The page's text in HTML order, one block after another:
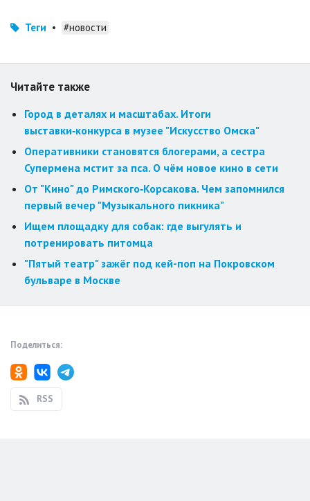
Теги • #новости
Читайте также
Город в деталях и масштабах. Итоги
выставки‑конкурса в музее "Искусство Омска"
Оперативники становятся блогерами, а сестра
Супермена мстит за пса. О чём новое кино в сети
От "Кино" до Римского‑Корсакова. Чем запомнился
первый вечер "Музыкального пикника"
Ищем площадку для собак: где выгулять и
потренировать питомца
"Пятый театр" зажёг под кей-поп на Покровском
бульваре в Москве
Поделиться:
RSS